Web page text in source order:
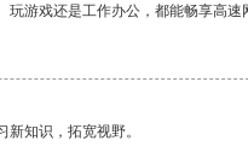
游戏还是工作办公，都能畅享高速
知识，拓宽视野。